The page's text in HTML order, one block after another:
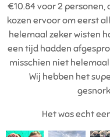
€10.84 voor 2 personen,
kozen ervoor om eerst
helemaal zeker wisten
een tijd hadden
misschien niet
Wij hebben het
Het was echt